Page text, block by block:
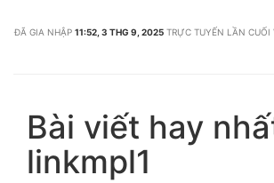
ĐÃ GIA NHẬP 11:52, 3 THG 9, 2025 TRỰC TUYẾN LẦN CUỐI
Bài viết hay
linkmpl1